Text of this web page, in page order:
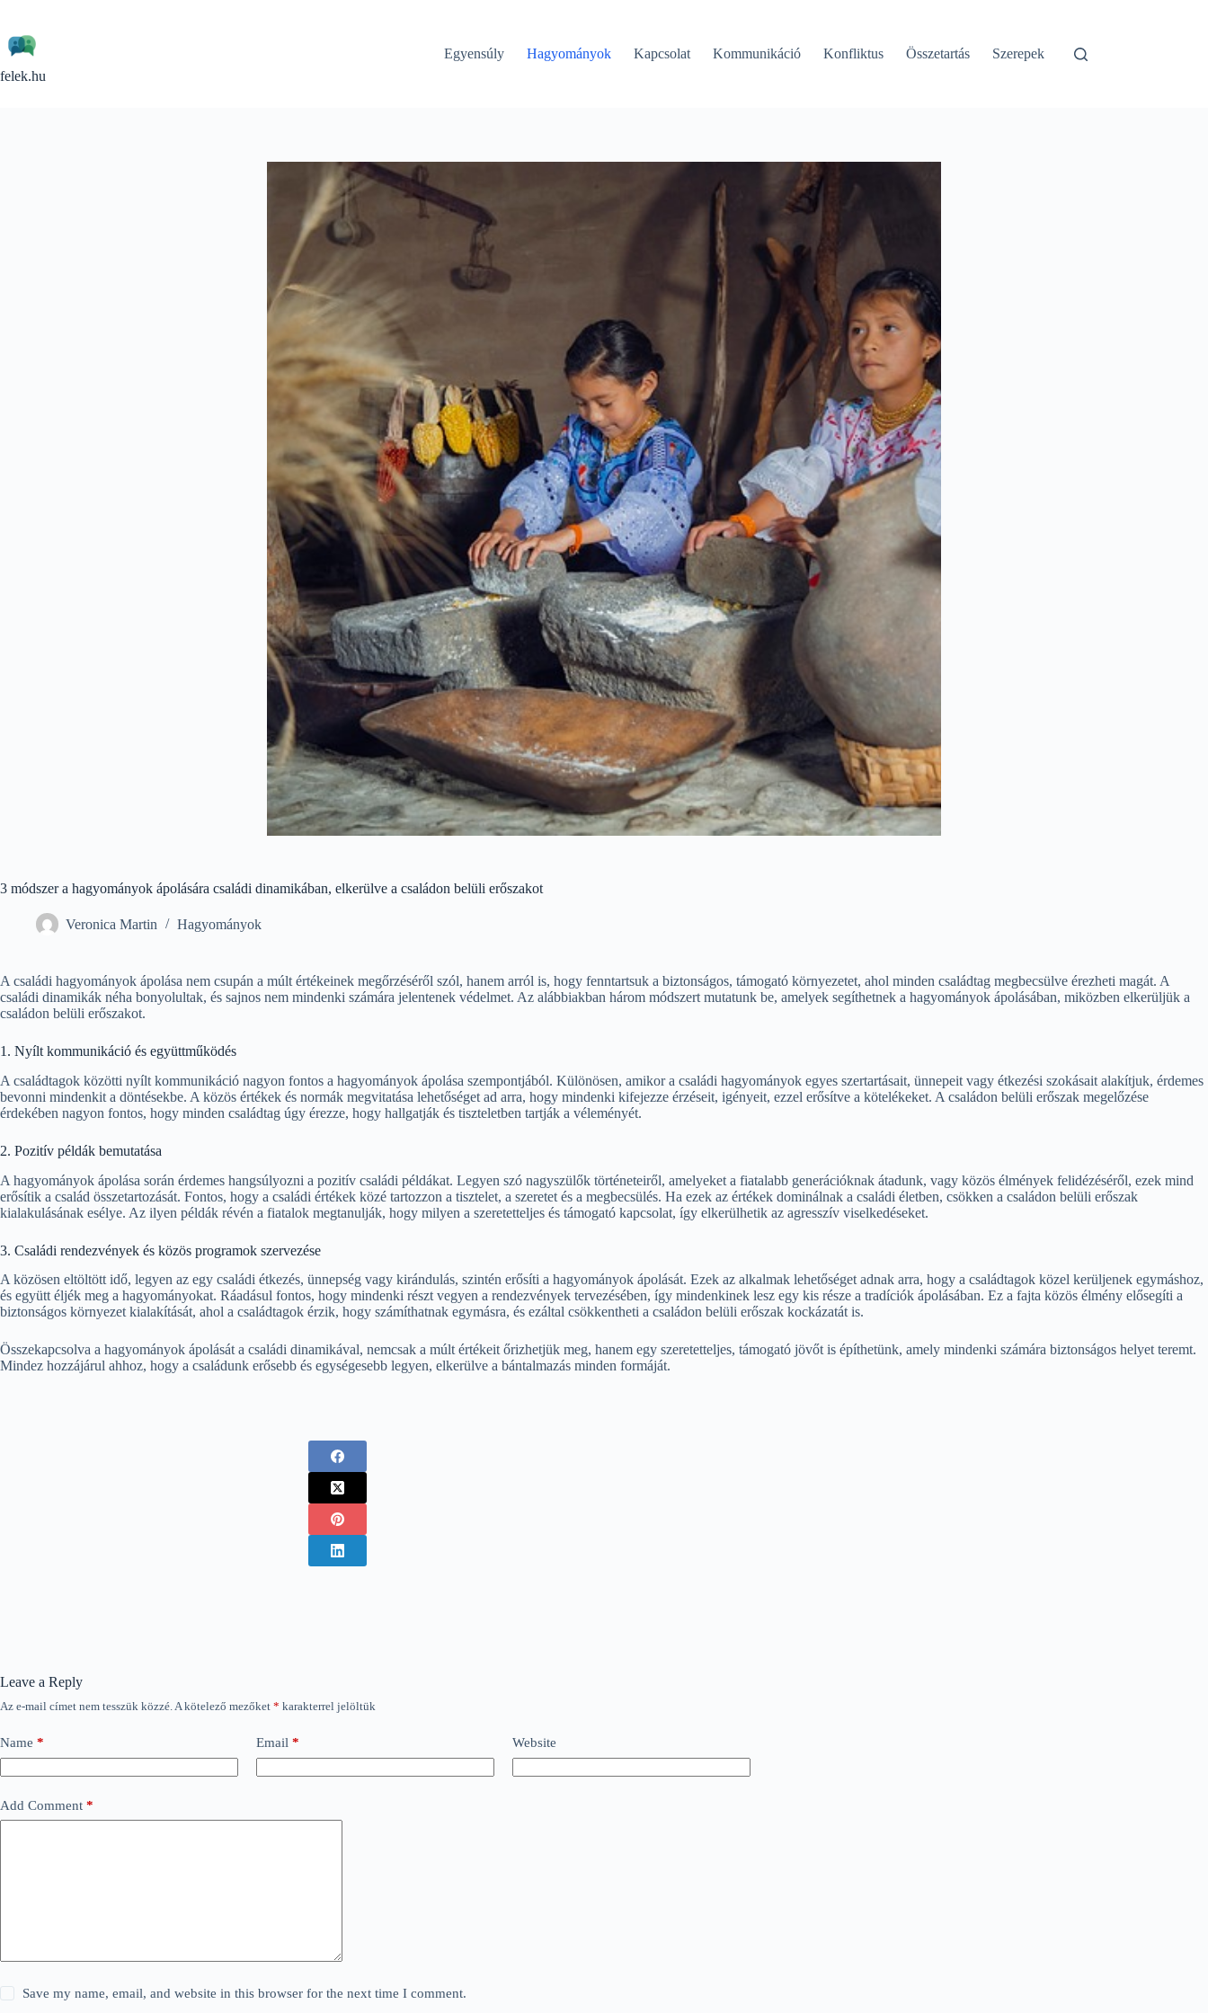
content
felek.hu
Egyensúly Hagyományok Kapcsolat Kommunikáció Konfliktus Összetartás Szerepek
3 módszer a hagyományok ápolására családi dinamikában, elkerülve a családon belüli erőszakot
Veronica Martin Hagyományok
A családi hagyományok ápolása nem csupán a múlt értékeinek megőrzéséről szól, hanem arról is, hogy fenntartsuk a biztonságos, támogató környezetet, ahol minden családtag megbecsülve érezheti magát. A
családi dinamikák néha bonyolultak, és sajnos nem mindenki számára jelentenek védelmet. Az alábbiakban három módszert mutatunk be, amelyek segíthetnek a hagyományok ápolásában, miközben elkerüljük a
családon belüli erőszakot.
1. Nyílt kommunikáció és együttműködés
A családtagok közötti nyílt kommunikáció nagyon fontos a hagyományok ápolása szempontjából. Különösen, amikor a családi hagyományok egyes szertartásait, ünnepeit vagy étkezési szokásait alakítjuk, érdemes
bevonni mindenkit a döntésekbe. A közös értékek és normák megvitatása lehetőséget ad arra, hogy mindenki kifejezze érzéseit, igényeit, ezzel erősítve a kötelékeket. A családon belüli erőszak megelőzése
érdekében nagyon fontos, hogy minden családtag úgy érezze, hogy hallgatják és tiszteletben tartják a véleményét.
2. Pozitív példák bemutatása
A hagyományok ápolása során érdemes hangsúlyozni a pozitív családi példákat. Legyen szó nagyszülők történeteiről, amelyeket a fiatalabb generációknak átadunk, vagy közös élmények felidézéséről, ezek mind
erősítik a család összetartozását. Fontos, hogy a családi értékek közé tartozzon a tisztelet, a szeretet és a megbecsülés. Ha ezek az értékek dominálnak a családi életben, csökken a családon belüli erőszak
kialakulásának esélye. Az ilyen példák révén a fiatalok megtanulják, hogy milyen a szeretetteljes és támogató kapcsolat, így elkerülhetik az agresszív viselkedéseket.
3. Családi rendezvények és közös programok szervezése
A közösen eltöltött idő, legyen az egy családi étkezés, ünnepség vagy kirándulás, szintén erősíti a hagyományok ápolását. Ezek az alkalmak lehetőséget adnak arra, hogy a családtagok közel kerüljenek egymáshoz,
és együtt éljék meg a hagyományokat. Ráadásul fontos, hogy mindenki részt vegyen a rendezvények tervezésében, így mindenkinek lesz egy kis része a tradíciók ápolásában. Ez a fajta közös élmény elősegíti a
biztonságos környezet kialakítását, ahol a családtagok érzik, hogy számíthatnak egymásra, és ezáltal csökkentheti a családon belüli erőszak kockázatát is.
Összekapcsolva a hagyományok ápolását a családi dinamikával, nemcsak a múlt értékeit őrizhetjük meg, hanem egy szeretetteljes, támogató jövőt is építhetünk, amely mindenki számára biztonságos helyet teremt.
Mindez hozzájárul ahhoz, hogy a családunk erősebb és egységesebb legyen, elkerülve a bántalmazás minden formáját.
Leave a Reply
Az e-mail címet nem tesszük közzé.A kötelező mezőket * karakterrel jelöltük
Name * Email * Website
Add Comment *
Save my name, email, and website in this browser for the next time I comment.